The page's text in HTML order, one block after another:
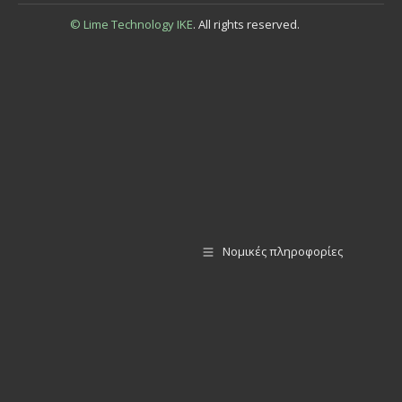
© Lime Technology IKE. All rights reserved.
Νομικές πληροφορίες